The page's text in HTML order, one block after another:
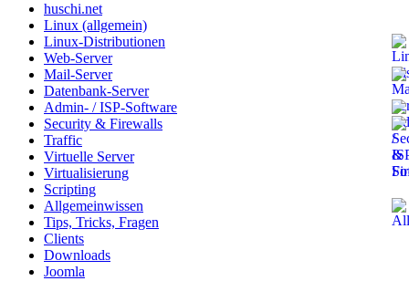
huschi.net
Linux (allgemein)
Linux-Distributionen
Web-Server
Mail-Server
Datenbank-Server
Admin- / ISP-Software
Security & Firewalls
Traffic
Virtuelle Server
Virtualisierung
Scripting
Allgemeinwissen
Tips, Tricks, Fragen
Clients
Downloads
Joomla